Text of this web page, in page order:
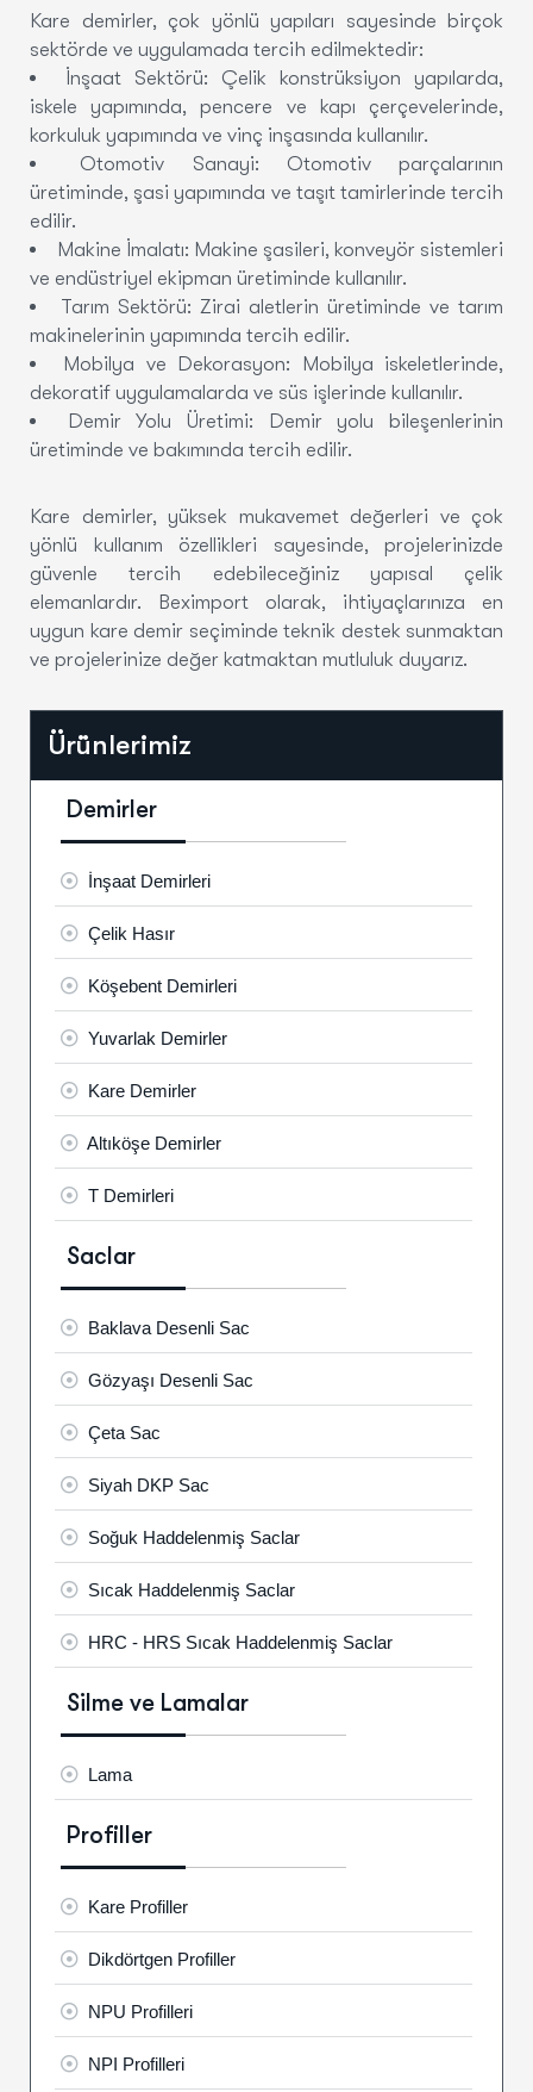
Ürünlerimiz
Demirler
İnşaat Demirleri
Çelik Hasır
Köşebent Demirleri
Yuvarlak Demirler
Kare Demirler
Altıköşe Demirler
T Demirleri
Saclar
Baklava Desenli Sac
Gözyaşı Desenli Sac
Çeta Sac
Siyah DKP Sac
Soğuk Haddelenmiş Saclar
Sıcak Haddelenmiş Saclar
HRC - HRS Sıcak Haddelenmiş Saclar
Silme ve Lamalar
Lama
Profiller
Kare Profiller
Dikdörtgen Profiller
NPU Profilleri
NPI Profilleri
Kare demirler, çok yönlü yapıları sayesinde birçok
sektörde ve uygulamada tercih edilmektedir:
İnşaat Sektörü: Çelik konstrüksiyon yapılarda,
iskele yapımında, pencere ve kapı çerçevelerinde,
korkuluk yapımında ve vinç inşasında kullanılır.
Otomotiv Sanayi: Otomotiv parçalarının
üretiminde, şasi yapımında ve taşıt tamirlerinde tercih
edilir.
Makine İmalatı: Makine şasileri, konveyör sistemleri
ve endüstriyel ekipman üretiminde kullanılır.
Tarım Sektörü: Zirai aletlerin üretiminde ve tarım
makinelerinin yapımında tercih edilir.
Mobilya ve Dekorasyon: Mobilya iskeletlerinde,
dekoratif uygulamalarda ve süs işlerinde kullanılır.
Demir Yolu Üretimi: Demir yolu bileşenlerinin
üretiminde ve bakımında tercih edilir.
Kare demirler, yüksek mukavemet değerleri ve çok
yönlü kullanım özellikleri sayesinde, projelerinizde
güvenle tercih edebileceğiniz yapısal çelik
elemanlardır. Beximport olarak, ihtiyaçlarınıza en
uygun kare demir seçiminde teknik destek sunmaktan
ve projelerinize değer katmaktan mutluluk duyarız.